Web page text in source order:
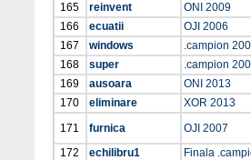
165
reinvent
ONI 2009
166
ecuatii
OJI 2006
167
windows
.campion
168
super
.campion
169
ausoara
ONI 2013
170
eliminare
XOR 2013
171
furnica
OJI 2007
172
echilibru1
Finala